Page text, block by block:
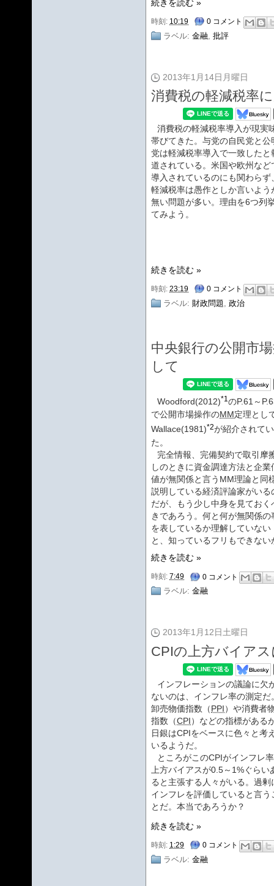
続きを読む »
時刻: 10:19 0 コメント
ラベル: 金融 批評
2013年1月14日月曜日
消費税の軽減税率
消費税の軽減税率導入が現実
帯びてきた。与党の自民党と公
党は軽減税率導入で一致したと
道されている。米国や欧州など
導入されているのにも関わらず
軽減税率は愚作としか言いよう
無い問題が多い。理由を6つ列
てみよう。
続きを読む »
時刻: 23:19 0 コメント
ラベル: 財政問題, 政治
中央銀行の公開市
して
Woodford(2012)*1のP.61～
で公開市場操作のMM定理とし
Wallace(1981)*2が紹介されてい
た。
完全情報、完備契約で取引摩
しのときに資金調達方法と企業
値が無関係と言うMM理論と同
説明している経済評論家がいる
だが、もう少し中身を見ておく
きであろう。何と何が無関係の
を表しているか理解していない
と、知っているフリもできない
続きを読む »
時刻: 7:49 0 コメント
ラベル: 金融
2013年1月12日土曜日
CPIの上方バイア
インフレーションの議論に欠
ないのは、インフレ率の測定だ
卸売物価指数（PPI）や消費者
指数（CPI）などの指標がある
日銀はCPIをベースに色々と考
いるようだ。
ところがこのCPIがインフレ
上方バイアスが0.5～1%ぐらい
ると主張する人々がいる。過剰
インフレを評価していると言う
とだ。本当であろうか？
続きを読む »
時刻: 1:29 0 コメント
ラベル: 金融